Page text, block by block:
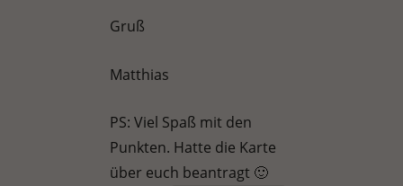
Gruß
Matthias
PS: Viel Spaß mit den
Punkten. Hatte die Karte
über euch beantragt 🙂